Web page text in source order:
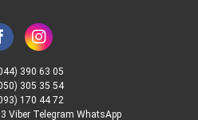
390 63 05
305 35 54
170 44 72
Viber Telegram WhatsApp